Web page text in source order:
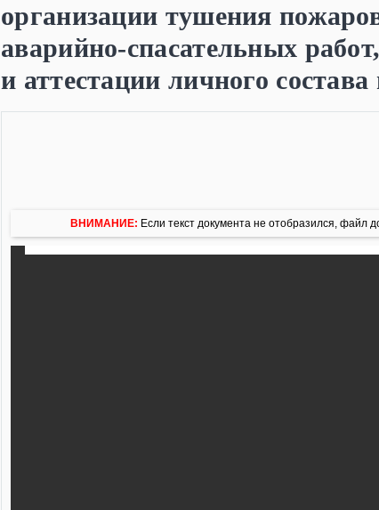
организации тушения
аварийно-спасательных
и аттестации личного
ВНИМАНИЕ: Если текст документа не отобразился, файл